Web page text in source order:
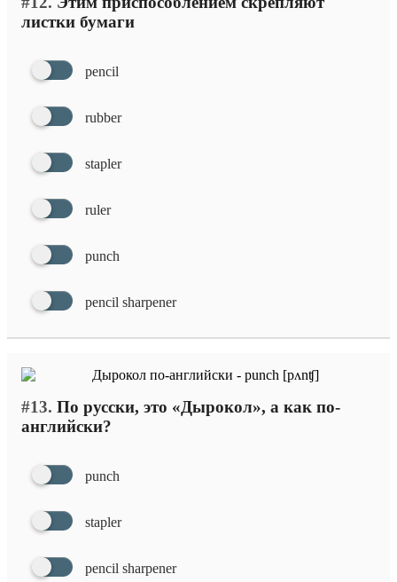
листки бумаги
pencil
rubber
stapler
ruler
punch
pencil sharpener
#13. По русски, это «Дырокол», а как по-
английски?
punch
stapler
pencil sharpener